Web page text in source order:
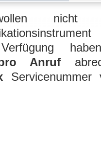
nicht
Anruf